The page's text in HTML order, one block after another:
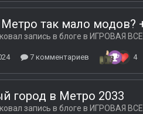
так мало
запись в блоге в ИГРОВАЯ
7 комментариев 4
город в Метро 2033
запись в блоге в ИГРОВАЯ